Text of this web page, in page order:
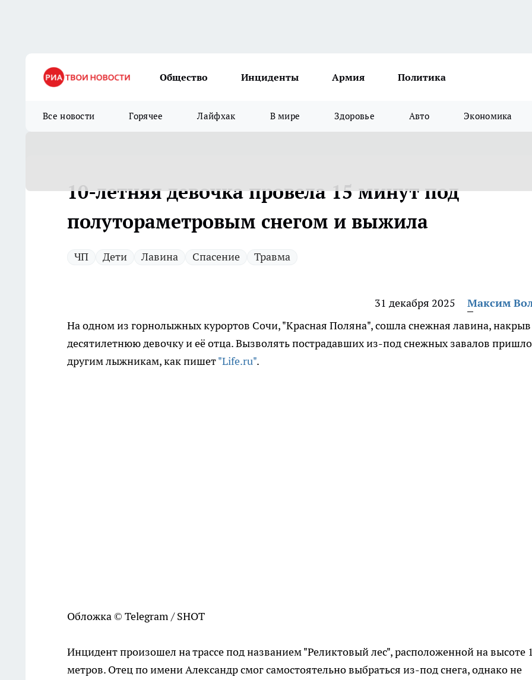
Общество Инциденты Армия Политика
Все новости Горячее Лайфхак В мире Здоровье Авто Экономика
10-летняя девочка провела 15 минут под
полутораметровым снегом и выжила
ЧП Дети Лавина Спасение Травма
31 декабря 2025
Максим
На одном из горнолыжных курортов Сочи, "Красная Поляна", сошла снежная лавина, накрыв
десятилетнюю девочку и её отца. Вызволять пострадавших из-под снежных завалов
другим лыжникам, как пишет"Life.ru".
Обложка © Telegram / SHOT
Инцидент произошел на трассе под названием "Реликтовый лес", расположенной на высоте
метров. Отец по имени Александр смог самостоятельно выбраться из-под снега, однако не